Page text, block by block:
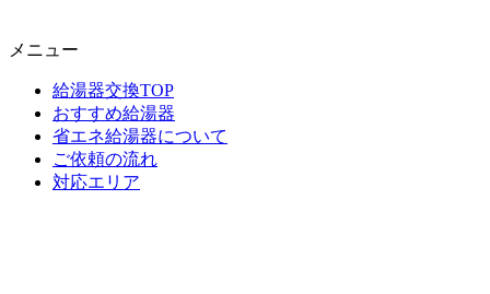
メニュー
給湯器交換TOP
おすすめ給湯器
省エネ給湯器について
ご依頼の流れ
対応エリア